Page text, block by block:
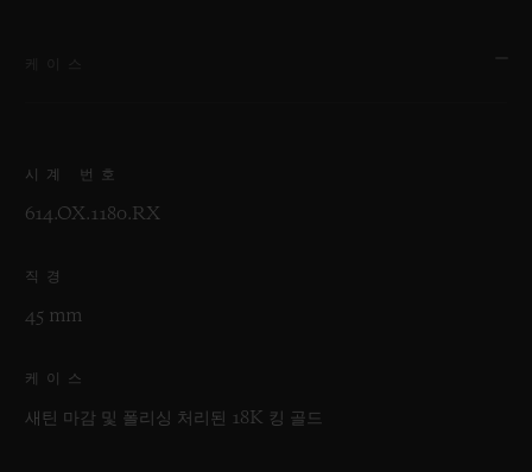
시계 번호
614.OX.1180.RX
직경
45 mm
케이스
새틴 마감 및 폴리싱 처리된 18K 킹 골드